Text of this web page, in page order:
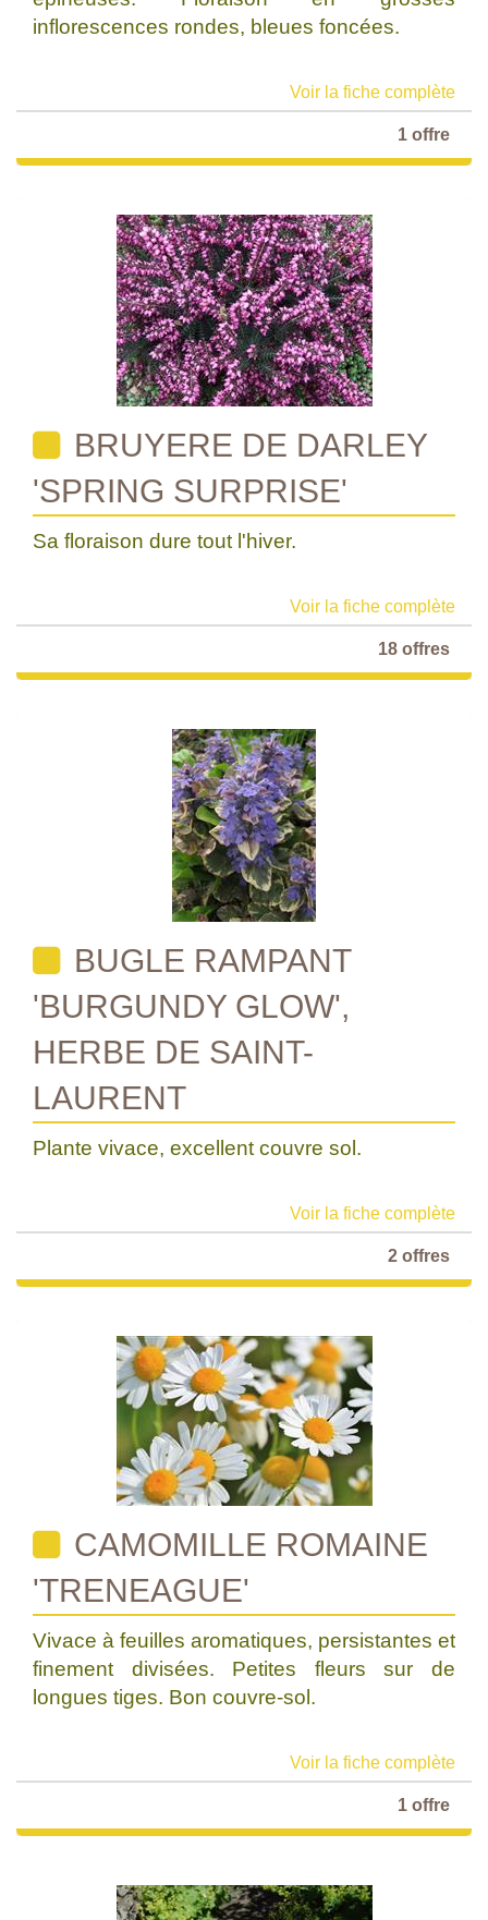
inflorescences rondes, bleues foncées.
Voir la fiche complète
1 offre
BRUYERE DE DARLEY
'SPRING SURPRISE'
Sa floraison dure tout l'hiver.
Voir la fiche complète
18 offres
BUGLE RAMPANT
'BURGUNDY GLOW',
HERBE DE SAINT-
LAURENT
Plante vivace, excellent couvre sol.
Voir la fiche complète
2 offres
CAMOMILLE ROMAINE
'TRENEAGUE'
Vivace à feuilles aromatiques, persistantes et
finement divisées. Petites fleurs sur de
longues tiges. Bon couvre-sol.
Voir la fiche complète
1 offre